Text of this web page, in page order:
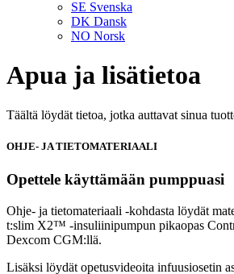
SE Svenska
DK Dansk
NO Norsk
Apua ja lisätietoa
Täältä löydät tietoa, jotka auttavat sinua
OHJE- JA TIETOMATERIAALI
Opettele käyttämään pumppuasi
Ohje- ja tietomateriaali -kohdasta löydät
t:slim X2™ -insuliinipumpun pikaopas
Dexcom CGM:llä.
Lisäksi löydät opetusvideoita infuusiosetin